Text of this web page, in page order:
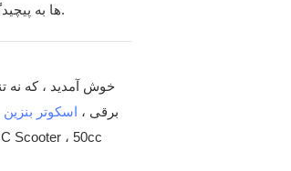
ها به پیچیدگی آینده ترجمه می شوند. از مفهوم گرفته تا واقعیت ، خیار ، موتور خیار ، یک سفر خلاقانه منحصر به فرد را برای شما به تصویر می کشد.
برقی ، اسکوتر بنزین